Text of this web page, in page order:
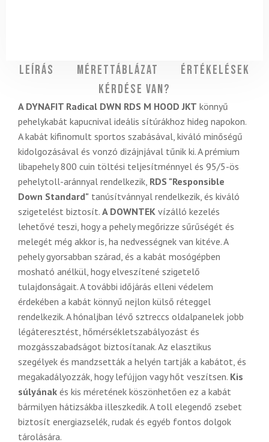
Leírás Mérettáblázat
Értékelések
Kérdése van?
A DYNAFIT Radical DWN RDS M HOOD JKT könnyű
pehelykabát kapucnival ideális sítúrákhoz hideg napokon.
A kabát kifinomult sportos szabásával, kiváló minőségű
kidolgozásával és vonzó dizájnjával tűnik ki. A prémium
libapehely 800 cuin töltési teljesítménnyel és 95/5-ös
pehelytoll-aránnyal rendelkezik, RDS "Responsible
Down Standard" tanúsítvánnyal rendelkezik, és kiváló
szigetelést biztosít. A DOWNTEK vízálló kezelés
lehetővé teszi, hogy a pehely megőrizze sűrűségét és
melegét még akkor is, ha nedvességnek van kitéve. A
pehely gyorsabban szárad, és a kabát mosógépben
mosható anélkül, hogy elveszítené szigetelő
tulajdonságait. A további időjárás elleni védelem
érdekében a kabát könnyű nejlon külső réteggel
rendelkezik. A hónaljban lévő sztreccs oldalpanelek jobb
légáteresztést, hőmérsékletszabályozást és
mozgásszabadságot biztosítanak. Az elasztikus
szegélyek és mandzsetták a helyén tartják a kabátot, és
megakadályozzák, hogy lefújjon vagy hőt veszítsen. Kis
súlyának és kis méretének köszönhetően ez a kabát
bármilyen hátizsákba illeszkedik. A toll elegendő zsebet
biztosít energiazselék, rudak és egyéb fontos dolgok
tárolására.